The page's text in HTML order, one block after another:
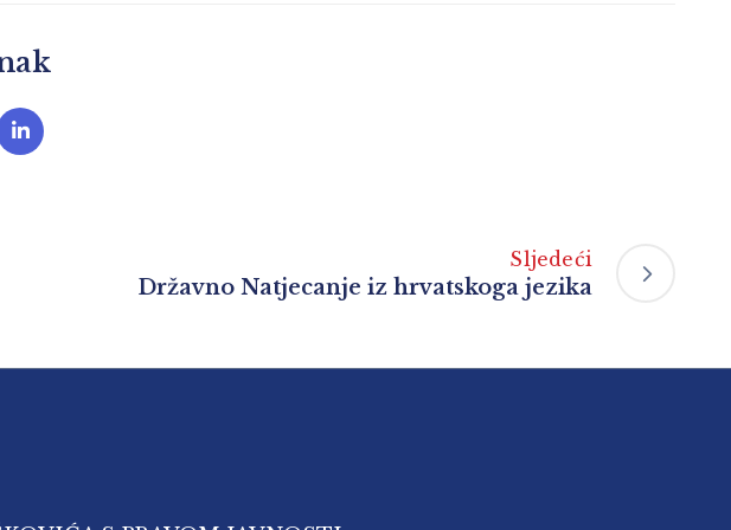
Sljedeći
Državno Natjecanje iz hrvatskoga jezika